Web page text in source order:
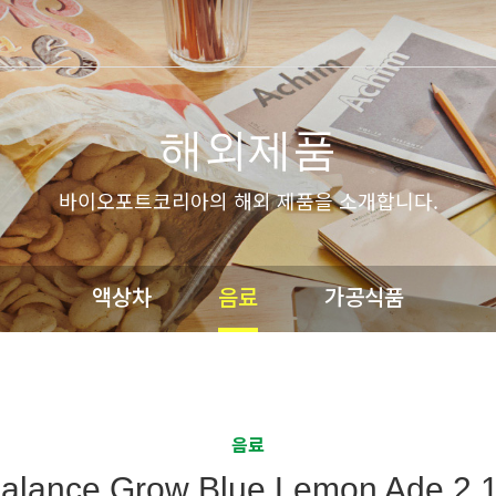
해외제품
바이오포트코리아의 해외 제품을 소개합니다.
액상차 음료 가공식품
음료